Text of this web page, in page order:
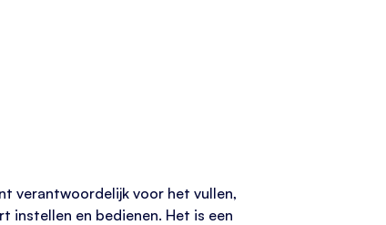
verantwoordelijk voor het vullen,
instellen en bedienen. Het is een